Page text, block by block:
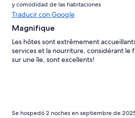
y comodidad de las habitaciones
Traducir con Google
Magnifique
Les hôtes sont extrêmement
services et la nourriture, considérant le
sur une île, sont excellents!
Se hospedó 2 noches en septiembre de